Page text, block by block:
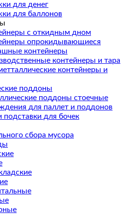
для денег
для баллонов
с откидным дном
опрокидывающиеся
контейнеры
контейнеры и тара
контейнеры и
поддоны
поддоны стоечные
для паллет и поддонов
для бочек
сбора мусора